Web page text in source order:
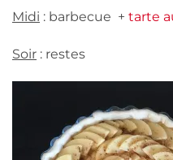
Midi : barbecue + tarte
Soir : restes